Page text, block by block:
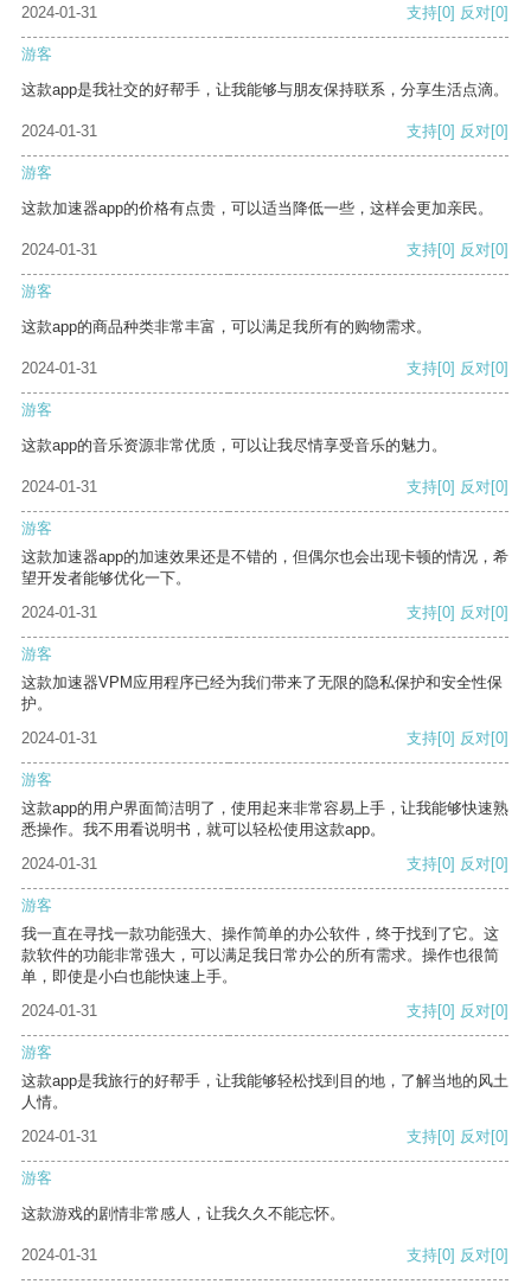
2024-01-31 支持[0] 反对[0]
游客
这款app是我社交的好帮手，让我能够与朋友保持联系，分享生活点滴。
2024-01-31 支持[0] 反对[0]
游客
这款加速器app的价格有点贵，可以适当降低一些，这样会更加亲民。
2024-01-31 支持[0] 反对[0]
游客
这款app的商品种类非常丰富，可以满足我所有的购物需求。
2024-01-31 支持[0] 反对[0]
游客
这款app的音乐资源非常优质，可以让我尽情享受音乐的魅力。
2024-01-31 支持[0] 反对[0]
游客
这款加速器app的加速效果还是不错的，但偶尔也会出现卡顿的情况，希
望开发者能够优化一下。
2024-01-31
支持[0] 反对[0]
游客
这款加速器VPM应用程序已经为我们带来了无限的隐私保护和安全性保
护。
2024-01-31
支持[0] 反对[0]
游客
这款app的用户界面简洁明了，使用起来非常容易上手，让我能够快速熟
悉操作。我不用看说明书，就可以轻松使用这款app。
2024-01-31
支持[0] 反对[0]
游客
我一直在寻找一款功能强大、操作简单的办公软件，终于找到了它。这
款软件的功能非常强大，可以满足我日常办公的所有需求。操作也很简
单，即使是小白也能快速上手。
2024-01-31
支持[0] 反对[0]
游客
这款app是我旅行的好帮手，让我能够轻松找到目的地，了解当地的风土
人情。
2024-01-31
支持[0] 反对[0]
游客
这款游戏的剧情非常感人，让我久久不能忘怀。
2024-01-31 支持[0] 反对[0]